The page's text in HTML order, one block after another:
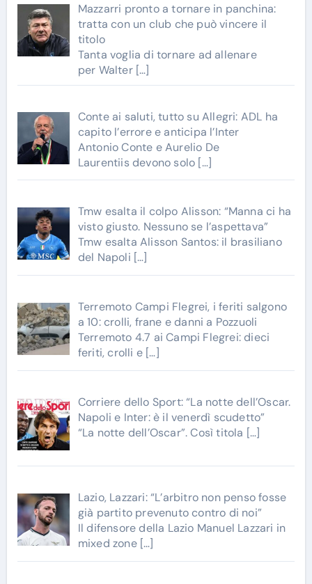
Mazzarri pronto a tornare in panchina:
tratta con un club che può vincere il
titolo
Tanta voglia di tornare ad allenare
per Walter […]
Conte ai saluti, tutto su Allegri: ADL ha
capito l’errore e anticipa l’Inter
Antonio Conte e Aurelio De
Laurentiis devono solo […]
Tmw esalta il colpo Alisson: “Manna ci ha
visto giusto. Nessuno se l’aspettava”
Tmw esalta Alisson Santos: il brasiliano
del Napoli […]
Terremoto Campi Flegrei, i feriti salgono
a 10: crolli, frane e danni a Pozzuoli
Terremoto 4.7 ai Campi Flegrei: dieci
feriti, crolli e […]
Corriere dello Sport: “La notte dell’Oscar.
Napoli e Inter: è il venerdì scudetto”
“La notte dell’Oscar”. Così titola […]
Lazio, Lazzari: “L’arbitro non penso fosse
già partito prevenuto contro di noi”
Il difensore della Lazio Manuel Lazzari in
mixed zone […]